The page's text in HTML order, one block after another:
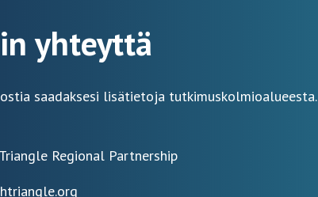
yhteyttä
saadaksesi lisätietoja tutkimuskolmioalueesta.
Regional Partnership